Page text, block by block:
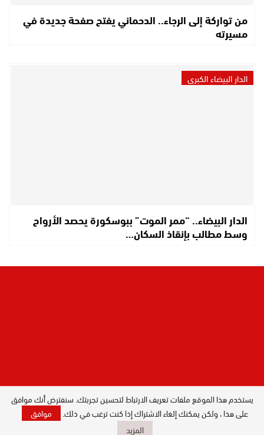
من تواركة إلى الرجاء.. الدحماني يفتح صفحة جديدة في
مسيرته
الدار البيضاء الكبرى
الدار البيضاء.. “ممر الموت” ببوسكورة يحصد الأرواح
وسط مطالب بإنقاذ السكان…
المدير العام : ليلى البصري بصيري / جميع
الحقوق محفوظة © 2026
يستخدم هذا الموقع ملفات تعريف الارتباط لتحسين تجربتك. سنفترض أنك موافق
على هذا ، ولكن يمكنك إلغاء الاشتراك إذا كنت ترغب في ذلك.
موافق
المزيد